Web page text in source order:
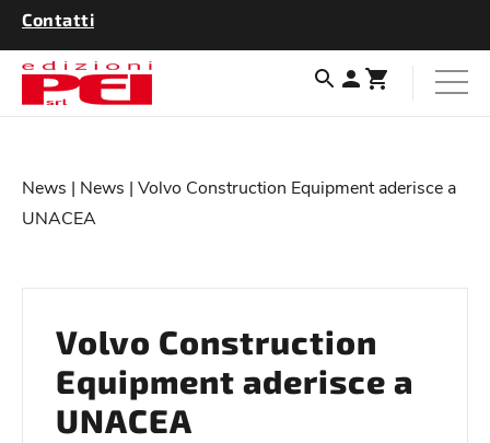
Contatti
News | News | Volvo Construction Equipment aderisce a
UNACEA
Volvo Construction
Equipment aderisce a
UNACEA